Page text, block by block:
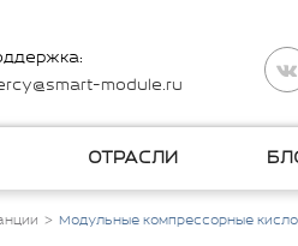
module.ru
ОТРАСЛИ
Модульные компрессорные